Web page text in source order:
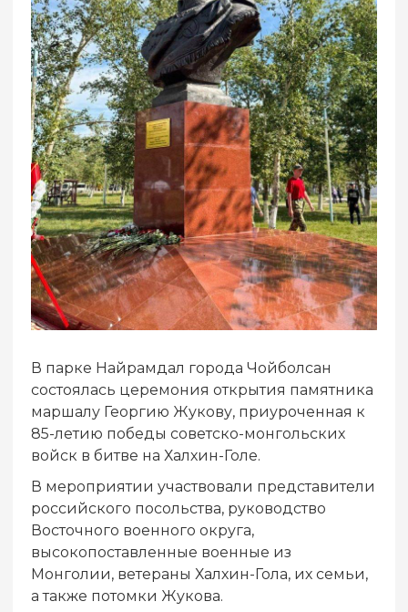
В парке Найрамдал города Чойболсан
состоялась церемония открытия памятника
маршалу Георгию Жукову, приуроченная к
85-летию победы советско-монгольских
войск в битве на Халхин-Голе.
В мероприятии участвовали представители
российского посольства, руководство
Восточного военного округа,
высокопоставленные военные из
Монголии, ветераны Халхин-Гола, их семьи,
а также потомки Жукова.